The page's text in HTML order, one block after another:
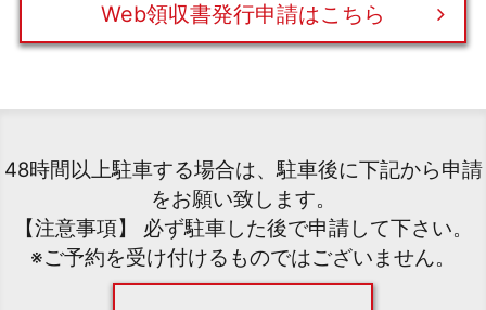
Web領収書発行申請はこちら
48時間以上駐車する場合は、駐車後に下記から申請
をお願い致します。
【注意事項】 必ず駐車した後で申請して下さい。
※ご予約を受け付けるものではございません。